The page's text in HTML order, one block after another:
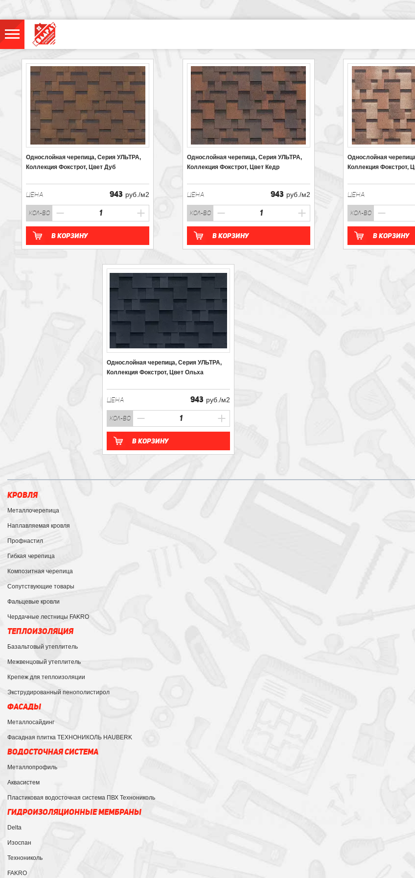
Однослойная черепица, Серия УЛЬТРА,
Коллекция Фокстрот, Цвет Дуб
ЦЕНА 943 руб./м2
кол-во
В корзину
Однослойная черепица, Серия УЛЬТРА,
Коллекция Фокстрот, Цвет Кедр
ЦЕНА 943 руб./м2
кол-во
В корзину
Однослойная
Коллекция Фокстрот,
ЦЕНА
кол-во
В корзину
Однослойная черепица, Серия УЛЬТРА,
Коллекция Фокстрот, Цвет Ольха
ЦЕНА 943 руб./м2
кол-во
В корзину
КРОВЛЯ
Металлочерепица
Наплавляемая кровля
Профнастил
Гибкая черепица
Композитная черепица
Сопутствующие товары
Фальцевые кровли
Чердачные лестницы FAKRO
ТЕПЛОИЗОЛЯЦИЯ
Базальтовый утеплитель
Межвенцовый утеплитель
Крепеж для теплоизоляции
Экструдированный пенополистирол
ФАСАДЫ
Металлосайдинг
Фасадная плитка ТЕХНОНИКОЛЬ HAUBERK
ВОДОСТОЧНАЯ СИСТЕМА
Металлопрофиль
Аквасистем
Пластиковая водосточная система ПВХ Технониколь
ГИДРОИЗОЛЯЦИОННЫЕ МЕМБРАНЫ
Delta
Изоспан
Технониколь
FAKRO